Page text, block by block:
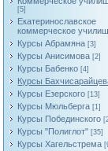
[5]
Екатеринославское
коммерческое
Курсы Абрамяна [3]
Курсы Анисимова [2]
Курсы Бабенко [4]
Курсы
Курсы Езерского [13]
Курсы Мюльберга [1]
Курсы Побединского
Курсы "Полиглот" [35]
Курсы Хагельстрема